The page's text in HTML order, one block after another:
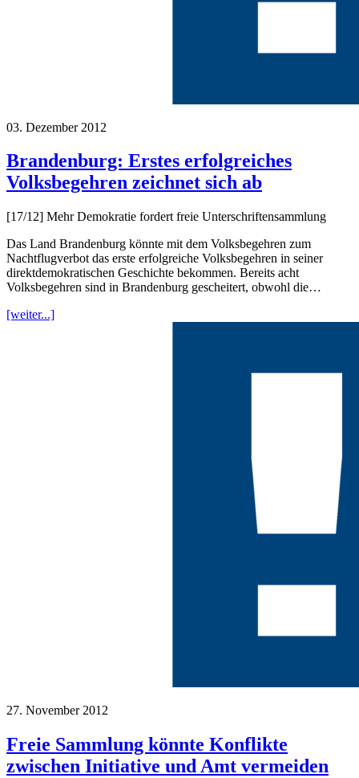
03. Dezember 2012
Brandenburg: Erstes erfolgreiches
Volksbegehren zeichnet sich ab
[17/12] Mehr Demokratie fordert freie Unterschriftensammlung
Das Land Brandenburg könnte mit dem Volksbegehren zum
Nachtflugverbot das erste erfolgreiche Volksbegehren in seiner
direktdemokratischen Geschichte bekommen. Bereits acht
Volksbegehren sind in Brandenburg gescheitert, obwohl die…
[weiter...]
27. November 2012
Freie Sammlung könnte Konflikte
zwischen Initiative und Amt vermeiden